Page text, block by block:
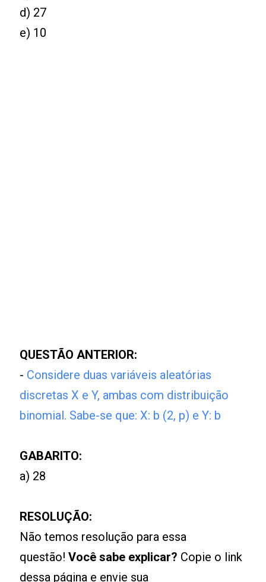
d) 27
e) 10
QUESTÃO ANTERIOR:
- Considere duas variáveis aleatórias
discretas X e Y, ambas com distribuição
binomial. Sabe-se que: X: b (2, p) e Y: b
GABARITO:
a) 28
RESOLUÇÃO:
Não temos resolução para essa
questão!Você sabe explicar? Copie o link
dessa página e envie sua